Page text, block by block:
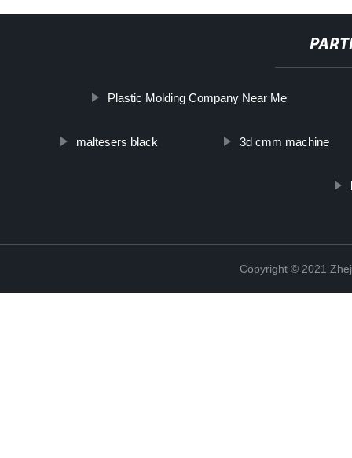
Plastic Molding Company Near Me
maltesers black 3d cmm machine
Copyright © 2021